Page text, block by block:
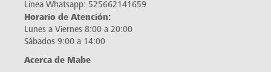
Línea Whatsapp: 525662141659
Horario de Atención:
Lunes a Viernes 8:00 a 20:00
Sábados 9:00 a 14:00
Acerca de Mabe